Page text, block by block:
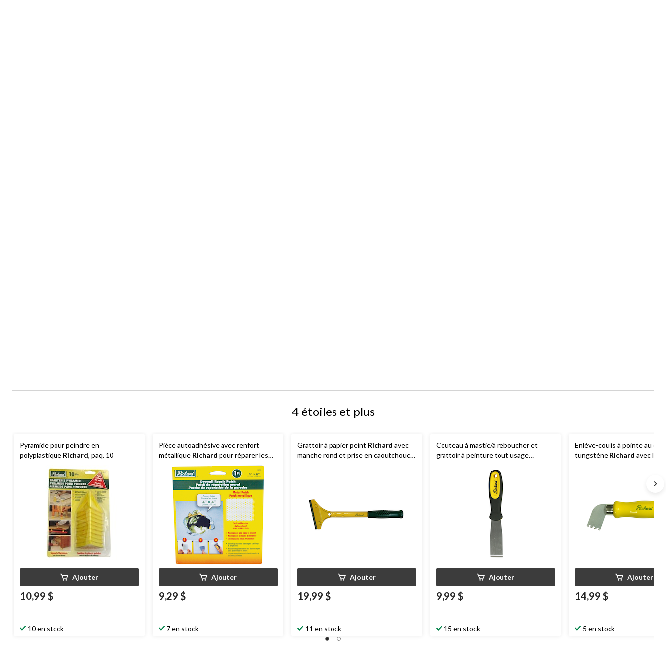
4 étoiles et plus
Pyramide pour peindre en
polyplastique Richard, paq. 10
Ajouter
10,99 $
10 en stock
Pièce autoadhésive avec renfort
métallique Richard pour réparer les
trous et les cloisons sèches, 6 x 6 po
Ajouter
9,29 $
7 en stock
Grattoir à papier peint Richard avec
manche rond et prise en caoutchouc,
Ajouter
19,99 $
11 en stock
Couteau à mastic/à reboucher et
grattoir à peinture tout usage
Ajouter
9,99 $
15 en stock
Enlève-coulis à pointe au
tungstène Richard avec lame
Ajouter
14,99 $
5 en stock